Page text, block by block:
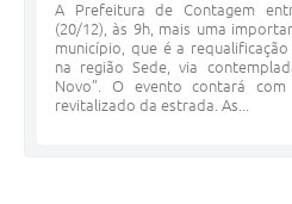
A Prefeitura de Contagem
(20/12), às 9h, mais uma
município, que é a
na região Sede, via
Novo”. O evento contará
revitalizado da estrada. As...